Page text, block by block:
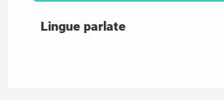
Lingue parlate
Lingue parlate